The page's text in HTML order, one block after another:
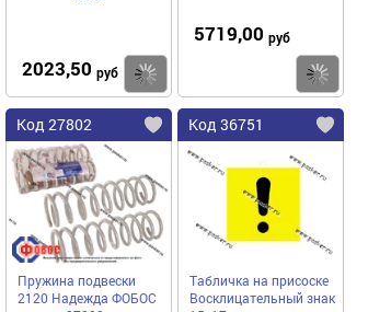
2023,50 руб
5719,00 руб
Код 27802
Пружина подвески
2120 Надежда ФОБОС
Код 36751
Табличка на присоске
Восклицательный знак